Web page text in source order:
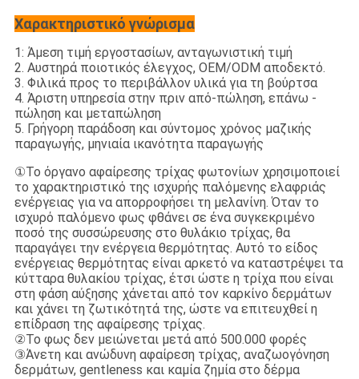
Χαρακτηριστικό γνώρισμα
1: Άμεση τιμή εργοστασίων, ανταγωνιστική τιμή
2. Αυστηρά ποιοτικός έλεγχος, OEM/ODM αποδεκτό.
3. Φιλικά προς το περιβάλλον υλικά για τη βούρτσα
4. Άριστη υπηρεσία στην πριν από-πώληση, επάνω -
πώληση και μεταπώληση
5. Γρήγορη παράδοση και σύντομος χρόνος μαζικής
παραγωγής, μηνιαία ικανότητα παραγωγής
①Το όργανο αφαίρεσης τρίχας φωτονίων χρησιμοποιεί
το χαρακτηριστικό της ισχυρής παλόμενης ελαφριάς
ενέργειας για να απορροφήσει τη μελανίνη. Όταν το
ισχυρό παλόμενο φως φθάνει σε ένα συγκεκριμένο
ποσό της συσσώρευσης στο θυλάκιο τρίχας, θα
παραγάγει την ενέργεια θερμότητας. Αυτό το είδος
ενέργειας θερμότητας είναι αρκετό να καταστρέψει τα
κύτταρα θυλακίου τρίχας, έτσι ώστε η τρίχα που είναι
στη φάση αύξησης χάνεται από τον καρκίνο δερμάτων
και χάνει τη ζωτικότητά της, ώστε να επιτευχθεί η
επίδραση της αφαίρεσης τρίχας.
②Το φως δεν μειώνεται μετά από 500.000 φορές
③Άνετη και ανώδυνη αφαίρεση τρίχας, αναζωογόνηση
δερμάτων, gentleness και καμία ζημία στο δέρμα